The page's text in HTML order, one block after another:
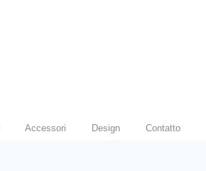
Accessori Design Contatto